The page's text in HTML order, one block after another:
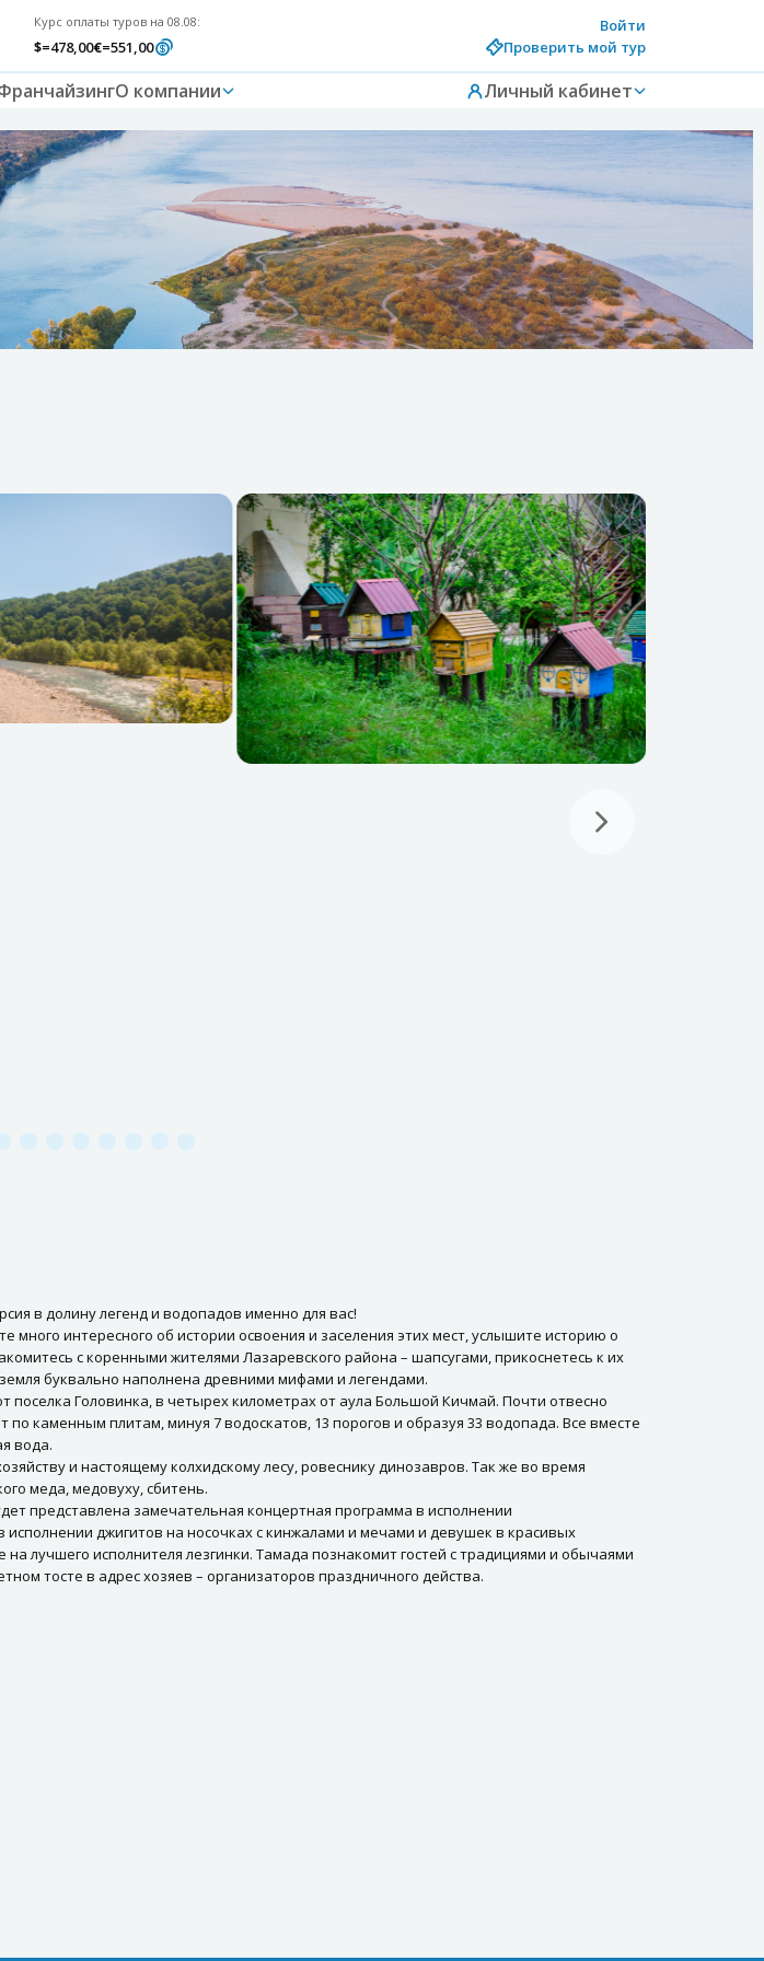
Курс оплаты туров на 08.08:
$=478,00€=551,00
Войти
Проверить мой тур
О компании Личный кабинет
в долину легенд и водопадов именно для вас!
интересного об истории освоения и заселения этих мест, услышите историю о
с коренными жителями Лазаревского района – шапсугами, прикоснетесь к их
буквально наполнена древними мифами и легендами.
Головинка, в четырех километрах от аула Большой Кичмай. Почти отвесно
каменным плитам, минуя 7 водоскатов, 13 порогов и образуя 33 водопада. Все вместе
вода.
и настоящему колхидскому лесу, ровеснику динозавров. Так же во время
меда, медовуху, сбитень.
представлена замечательная концертная программа в исполнении
джигитов на носочках с кинжалами и мечами и девушек в красивых
лучшего исполнителя лезгинки. Тамада познакомит гостей с традициями и обычаями
тосте в адрес хозяев – организаторов праздничного действа.